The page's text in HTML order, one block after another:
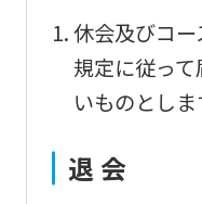
休会及びコ
規定に従っ
いものとしま
退 会